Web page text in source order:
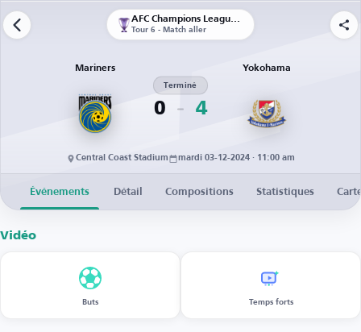
AFC Champions League Elite
Tour 6 - Match aller
Mariners
0
Terminé
4
Yokohama
Central Coast Stadium mardi 03-12-2024 · 11:00 am
Événements Détail Compositions Statistiques
Vidéo
Buts Temps forts